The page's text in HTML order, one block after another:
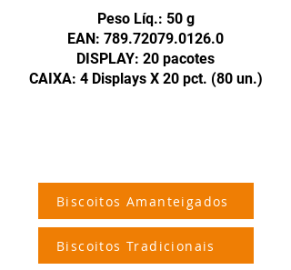
Peso Líq.: 50 g
EAN: 789.72079.0126.0
DISPLAY: 20 pacotes
CAIXA: 4 Displays X 20 pct. (80 un.)
Biscoitos Amanteigados
Biscoitos Tradicionais